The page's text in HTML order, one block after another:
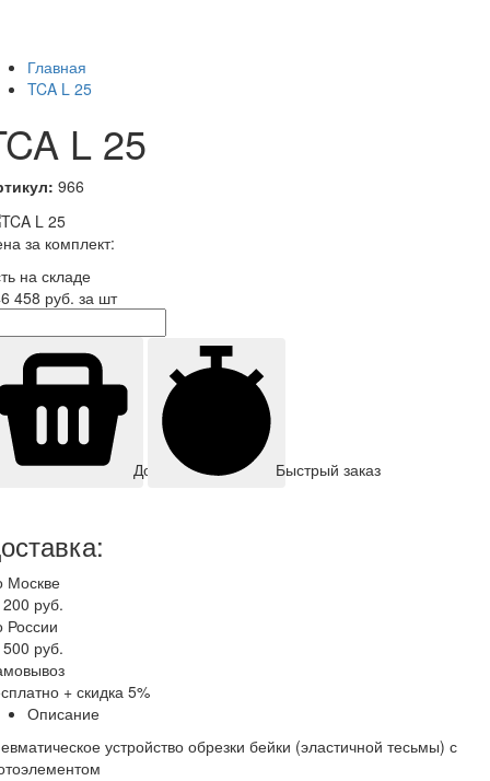
Главная
TCA L 25
L 25
966
за комплект:
на складе
458 руб. за шт
Добавить корзину Быстрый заказ
Москве
200 руб.
России
500 руб.
+ скидка 5%
Описание
устройство обрезки бейки (эластичной тесьмы) с